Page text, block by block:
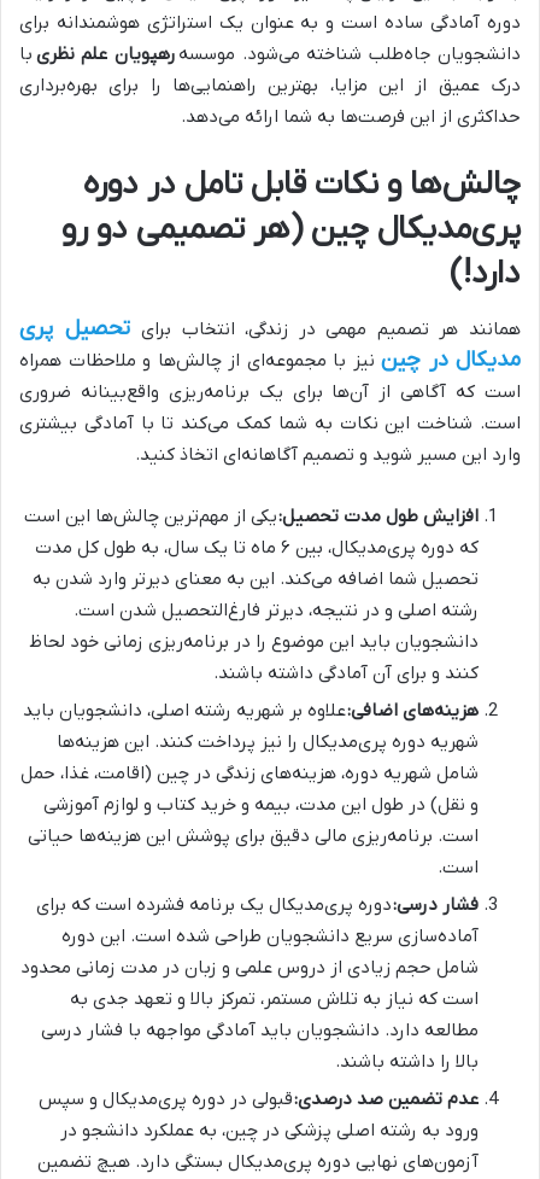
دوره آمادگی ساده است و به عنوان یک استراتژی هوشمندانه برای
دانشجویان جاه‌طلب شناخته می‌شود. موسسه رهپویان علم نظری با
درک عمیق از این مزایا، بهترین راهنمایی‌ها را برای بهره‌برداری
حداکثری از این فرصت‌ها به شما ارائه می‌دهد.
چالش‌ها و نکات قابل تامل در دوره
پری‌مدیکال چین (هر تصمیمی دو رو
دارد!)
همانند هر تصمیم مهمی در زندگی، انتخاب برایتحصیل پری
مدیکال در چین نیز با مجموعه‌ای از چالش‌ها و ملاحظات همراه
است که آگاهی از آن‌ها برای یک برنامه‌ریزی واقع‌بینانه ضروری
است. شناخت این نکات به شما کمک می‌کند تا با آمادگی بیشتری
وارد این مسیر شوید و تصمیم آگاهانه‌ای اتخاذ کنید.
افزایش طول مدت تحصیل:یکی از مهم‌ترین چالش‌ها این است
که دوره پری‌مدیکال، بین ۶ ماه تا یک سال، به طول کل مدت
تحصیل شما اضافه می‌کند. این به معنای دیرتر وارد شدن به
رشته اصلی و در نتیجه، دیرتر فارغ‌التحصیل شدن است.
دانشجویان باید این موضوع را در برنامه‌ریزی زمانی خود لحاظ
کنند و برای آن آمادگی داشته باشند.
هزینه‌های اضافی:علاوه بر شهریه رشته اصلی، دانشجویان باید
شهریه دوره پری‌مدیکال را نیز پرداخت کنند. این هزینه‌ها
شامل شهریه دوره، هزینه‌های زندگی در چین (اقامت، غذا، حمل
و نقل) در طول این مدت، بیمه و خرید کتاب و لوازم آموزشی
است. برنامه‌ریزی مالی دقیق برای پوشش این هزینه‌ها حیاتی
است.
فشار درسی:دوره پری‌مدیکال یک برنامه فشرده است که برای
آماده‌سازی سریع دانشجویان طراحی شده است. این دوره
شامل حجم زیادی از دروس علمی و زبان در مدت زمانی محدود
است که نیاز به تلاش مستمر، تمرکز بالا و تعهد جدی به
مطالعه دارد. دانشجویان باید آمادگی مواجهه با فشار درسی
بالا را داشته باشند.
عدم تضمین صد درصدی:قبولی در دوره پری‌مدیکال و سپس
ورود به رشته اصلی پزشکی در چین، به عملکرد دانشجو در
آزمون‌های نهایی دوره پری‌مدیکال بستگی دارد. هیچ تضمین